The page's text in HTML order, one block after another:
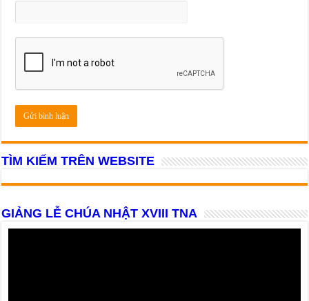
TÌM KIẾM TRÊN WEBSITE
GIẢNG LỄ CHÚA NHẬT XVIII TNA